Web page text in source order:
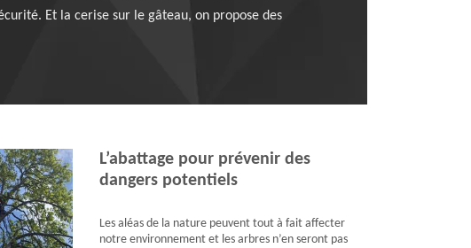
Et la cerise sur le gâteau, on propose des
L’abattage pour prévenir des
dangers potentiels
Les aléas de la nature peuvent tout à fait affecter
notre environnement et les arbres n’en seront pas